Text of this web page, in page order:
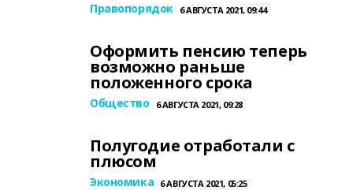
Правопорядок 6 АВГУСТА 2021, 09:44
Оформить пенсию теперь
возможно раньше
положенного срока
Общество 6 АВГУСТА 2021, 09:28
Полугодие отработали с
плюсом
Экономика 6 АВГУСТА 2021, 05:25